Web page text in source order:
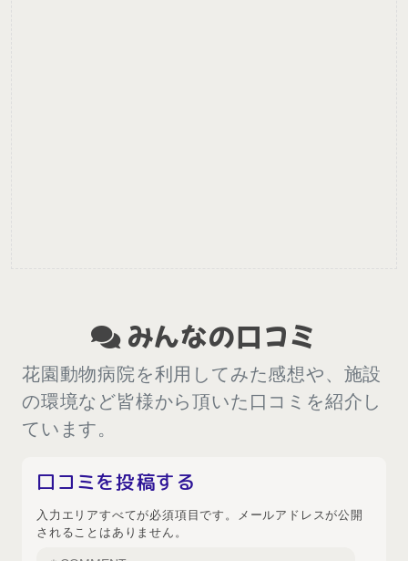
みんなの口コミ
花園動物病院を利用してみた感想や、施設
の環境など皆様から頂いた口コミを紹介し
ています。
口コミを投稿する
入力エリアすべてが必須項目です。メールアドレスが公開
されることはありません。